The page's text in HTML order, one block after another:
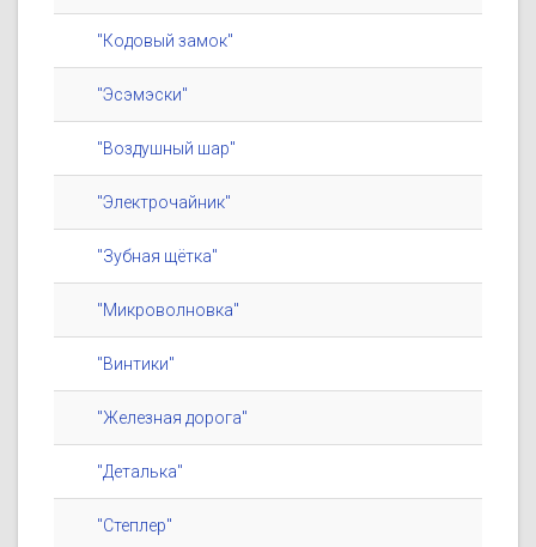
"Кодовый замок"
"Эсэмэски"
"Воздушный шар"
"Электрочайник"
"Зубная щётка"
"Микроволновка"
"Винтики"
"Железная дорога"
"Деталька"
"Степлер"